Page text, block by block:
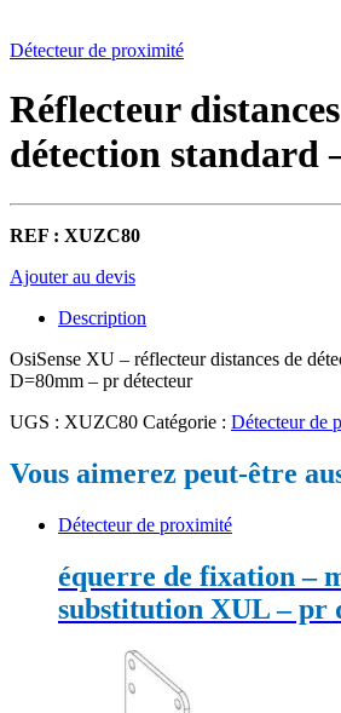
Détecteur de proximité
Réflecteur
détection standard
REF : XUZC80
Ajouter au devis
Description
OsiSense XU – réflecteur distances de
D=80mm – pr détecteur
UGS : XUZC80 Catégorie : Détecteur de
Vous aimerez peut-être
Détecteur de proximité
équerre de fixation –
substitution XUL – pr